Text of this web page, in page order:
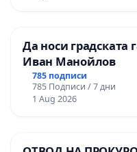
Да носи градската
Иван Манойлов
785 подписи
785 Подписи / 7 дни
1 Aug 2026